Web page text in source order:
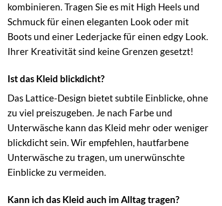
kombinieren. Tragen Sie es mit High Heels und
Schmuck für einen eleganten Look oder mit
Boots und einer Lederjacke für einen edgy Look.
Ihrer Kreativität sind keine Grenzen gesetzt!
Ist das Kleid blickdicht?
Das Lattice-Design bietet subtile Einblicke, ohne
zu viel preiszugeben. Je nach Farbe und
Unterwäsche kann das Kleid mehr oder weniger
blickdicht sein. Wir empfehlen, hautfarbene
Unterwäsche zu tragen, um unerwünschte
Einblicke zu vermeiden.
Kann ich das Kleid auch im Alltag tragen?